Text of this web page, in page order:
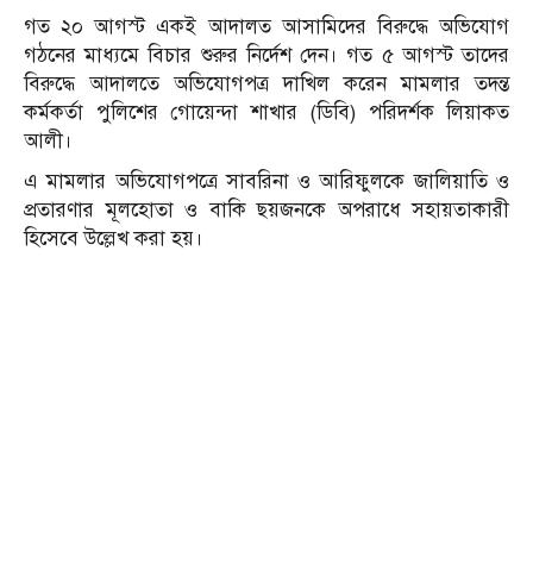
গত ২০ আগস্ট একই আদালত আসামিদের বিরুদ্ধে অভিযোগ
গঠনের মাধ্যমে বিচার শুরুর নির্দেশ দেন। গত ৫ আগস্ট তাদের
বিরুদ্ধে আদালতে অভিযোগপত্র দাখিল করেন মামলার তদন্ত
কর্মকর্তা পুলিশের গোয়েন্দা শাখার (ডিবি) পরিদর্শক লিয়াকত
আলী।
এ মামলার অভিযোগপত্রে সাবরিনা ও আরিফুলকে জালিয়াতি ও
প্রতারণার মূলহোতা ও বাকি ছয়জনকে অপরাধে সহায়তাকারী
হিসেবে উল্লেখ করা হয়।